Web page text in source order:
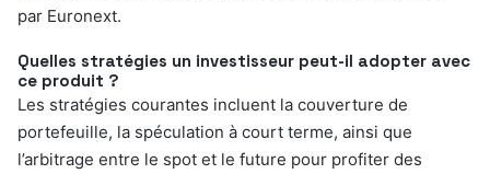
par Euronext.
Quelles stratégies un investisseur peut-il adopter avec
ce produit ?
Les stratégies courantes incluent la couverture de
portefeuille, la spéculation à court terme, ainsi que
l’arbitrage entre le spot et le future pour profiter des